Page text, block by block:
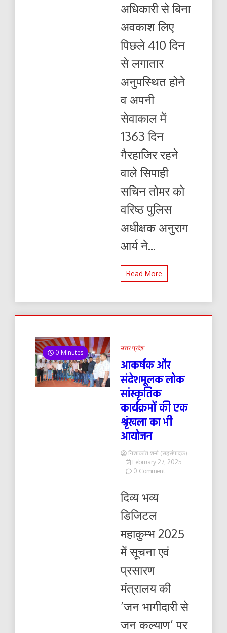
सिपाही
लापरवाही
पर
अनुराग
की
अधिकारी से बिना
अवकाश लिए
पिछले 410 दिन
से लगातार
अनुपस्थित होने
व अपनी
सेवाकाल में
1363 दिन
गैरहाजिर रहने
वाले सिपाही
सचिन तोमर को
वरिष्ठ पुलिस
अधीक्षक अनुराग
आर्य ने...
Read More
0 Minutes
उत्तर प्रदेश
आकर्षक और
संदेशमूलक लोक
सांस्कृतिक
कार्यक्रमों की एक
श्रृंखला का भी
आयोजन
निशाकांत शर्मा (सहसंपादक)
February 27, 2025
0 Commenton
की
श्रृंखला
दिव्य भव्य
डिजिटल
महाकुम्भ 2025
में सूचना एवं
प्रसारण
मंत्रालय की
’जन भागीदारी से
जन कल्याण’ पर